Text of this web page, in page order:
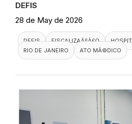
DEFIS
28 de May de 2026
DEFIS FISCALIZAÃ§Ã£O
RIO DE JANEIRO
ATO MÃ©DICO